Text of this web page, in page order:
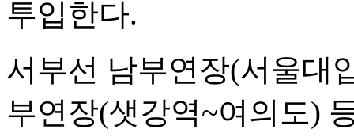
투입한다.
서부선 남부연장(서울대
부연장(샛강역~여의도)